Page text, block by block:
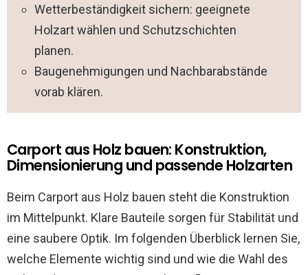
Wetterbeständigkeit sichern: geeignete
Holzart wählen und Schutzschichten
planen.
Baugenehmigungen und Nachbarabstände
vorab klären.
Carport aus Holz bauen: Konstruktion,
Dimensionierung und passende Holzarten
Beim Carport aus Holz bauen steht die Konstruktion
im Mittelpunkt. Klare Bauteile sorgen für Stabilität und
eine saubere Optik. Im folgenden Überblick lernen Sie,
welche Elemente wichtig sind und wie die Wahl des